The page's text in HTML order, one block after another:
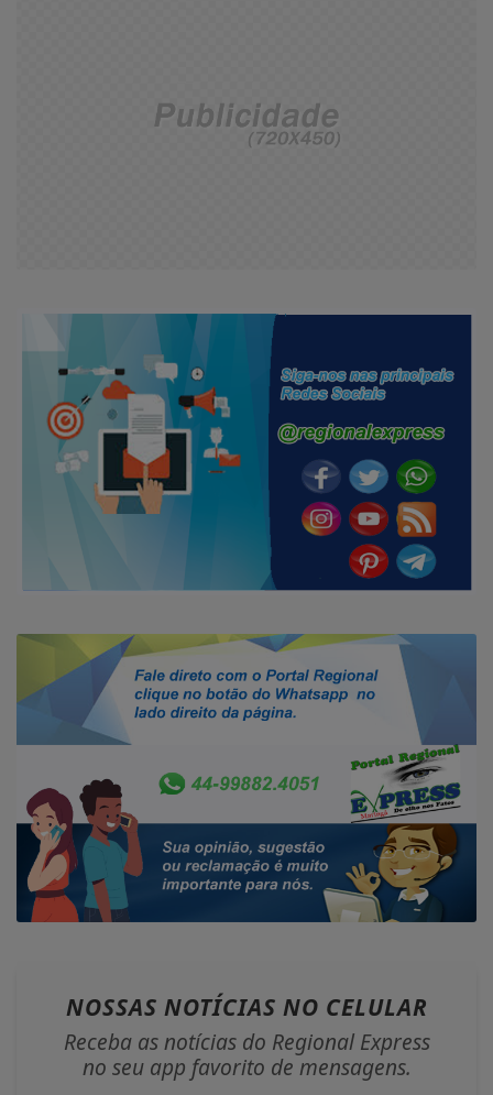
NOSSAS NOTÍCIAS NO CELULAR
Receba as notícias do Regional Express
no seu app favorito de mensagens.